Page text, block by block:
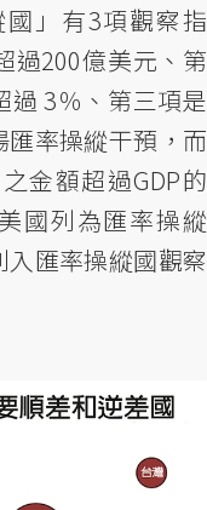
」有3項觀察指
過200億美元、第
過 3％、第三項是
率操縱干預，而
金額超過GDP的
國列為匯率操縱
匯率操縱國觀察